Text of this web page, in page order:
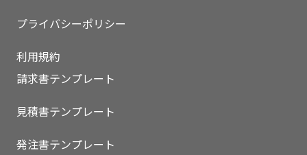
プライバシーポリシー
利用規約
請求書テンプレート
見積書テンプレート
発注書テンプレート